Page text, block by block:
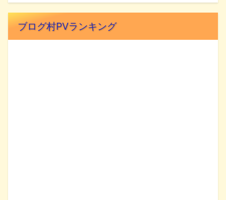
ブログ村PVランキング